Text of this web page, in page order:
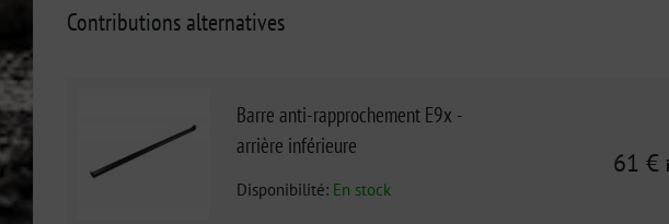
Contributions alternatives
Barre anti-rapprochement E9x -
arrière inférieure
Disponibilité: En stock
61 €